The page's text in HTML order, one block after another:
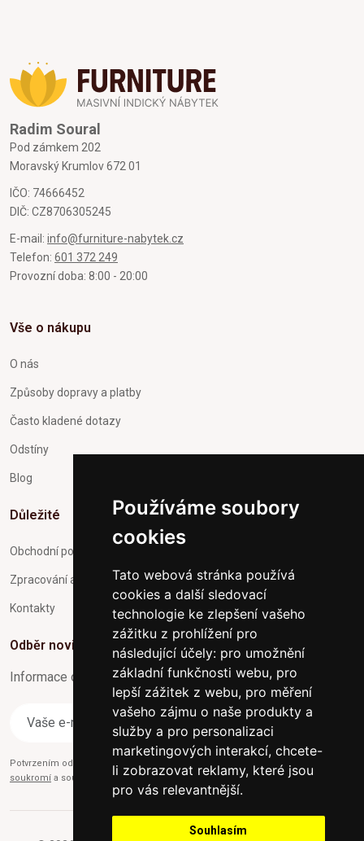
Používáme soubory
cookies
Tato webová stránka používá
cookies a další sledovací
technologie ke zlepšení vašeho
zážitku z prohlížení pro
následující účely: pro umožnění
základní funkčnosti webu, pro
lepší zážitek z webu, pro měření
vašeho zájmu o naše produkty a
služby a pro personalizaci
marketingových interakcí, chcete-
li zobrazovat reklamy, které jsou
pro vás relevantnější.
Souhlasím
Radim Soural
Pod zámkem 202
Moravský Krumlov 672 01
IČO: 74666452
DIČ: CZ8706305245
E-mail: info@furniture-nabytek.cz
Telefon: 601 372 249
Provozní doba: 8:00 - 20:00
Vše o nákupu
O nás
Způsoby dopravy a platby
Často kladené dotazy
Odstíny
Blog
Důležité
Obchodní podmínky
Zpracování a ochrana osobních údajů
Kontakty
Odběr novinek
Informace o Novinkách a užitečné rady max. 1x za týden
Odebírat
Potvrzením odběru současně souhlasíte s našimi podmínkami o
soukromí a současně nám udělujete souhlas se zasíláním obchodních e-mailů.